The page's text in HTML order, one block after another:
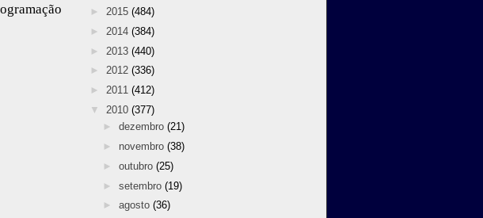
► 2015 (484)
► 2014 (384)
► 2013 (440)
► 2012 (336)
► 2011 (412)
▼ 2010 (377)
► dezembro (21)
► novembro (38)
► outubro (25)
► setembro (19)
► agosto (36)